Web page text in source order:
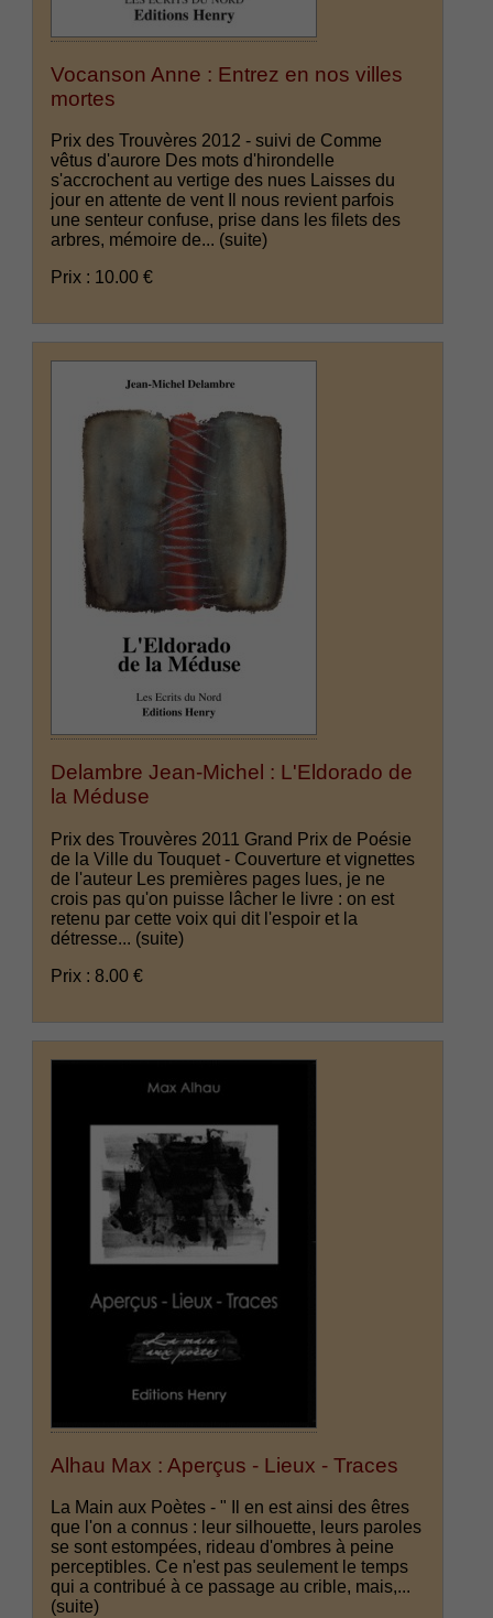
Vocanson Anne : Entrez en nos villes
mortes
Prix des Trouvères 2012 - suivi de Comme
vêtus d'aurore Des mots d'hirondelle
s'accrochent au vertige des nues Laisses du
jour en attente de vent Il nous revient parfois
une senteur confuse, prise dans les filets des
arbres, mémoire de... (suite)
Prix : 10.00 €
Delambre Jean-Michel : L'Eldorado de
la Méduse
Prix des Trouvères 2011 Grand Prix de Poésie
de la Ville du Touquet - Couverture et vignettes
de l'auteur Les premières pages lues, je ne
crois pas qu'on puisse lâcher le livre : on est
retenu par cette voix qui dit l'espoir et la
détresse... (suite)
Prix : 8.00 €
Alhau Max : Aperçus - Lieux - Traces
La Main aux Poètes - " Il en est ainsi des êtres
que l'on a connus : leur silhouette, leurs paroles
se sont estompées, rideau d'ombres à peine
perceptibles. Ce n'est pas seulement le temps
qui a contribué à ce passage au crible, mais,...
(suite)